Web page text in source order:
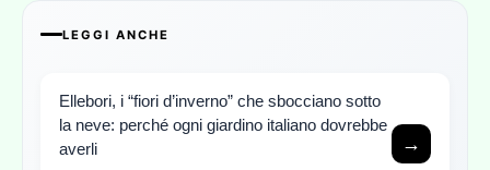
LEGGI ANCHE
Ellebori, i “fiori d’inverno” che sbocciano sotto
la neve: perché ogni giardino italiano dovrebbe
averli
→